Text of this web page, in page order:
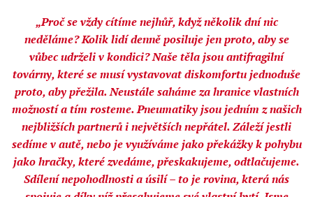
„Proč se vždy cítíme nejhůř, když několik dní nic
neděláme? Kolik lidí denně posiluje jen proto, aby se
vůbec udrželi v kondici? Naše těla jsou antifragilní
továrny, které se musí vystavovat diskomfortu jednoduše
proto, aby přežila. Neustále saháme za hranice vlastních
možností a tím rosteme. Pneumatiky jsou jedním z našich
nejbližších partnerů i největších nepřátel. Záleží jestli
sedíme v autě, nebo je využíváme jako překážky k pohybu
jako hračky, které zvedáme, přeskakujeme, odtlačujeme.
Sdílení nepohodlnosti a úsilí – to je rovina, která nás